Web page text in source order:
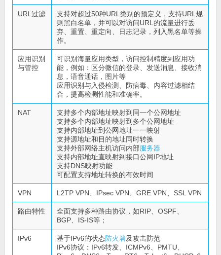
URL过滤
支持对超过50种URL类别的预定义，支持URL规
则黑白名单，并可以对访问URL的流量进行丢
弃、重置、重定向、日志记录，列入黑名单等操
作。
应用识别
与管控
可识别海量应用类型，访问控制精度到应用功
能，例如：区分微信的登录、发送消息、接收消
息，语音通话，图片等
应用识别与入侵检测、防病毒、内容过滤相结
合，提高检测性能和准确率。
NAT
支持多个内部地址映射到同一个公网地址
支持多个内部地址映射到多个公网地址
支持内部地址到公网地址一一映射
支持源地址和目的地址同时转换
支持外部网络主机访问内部服务器
支持内部地址直映射到接口公网IP地址
支持DNS映射功能
可配置支持地址转换的有效时间
VPN L2TP VPN、IPsec VPN、GRE VPN、SSL VPN
路由特性
全面支持多种路由协议，如RIP、OSPF、
BGP、IS-IS等；
IPv6 基于IPv6的状态防火墙及攻击防范
IPv6协议：IPv6转发、ICMPv6、PMTU、